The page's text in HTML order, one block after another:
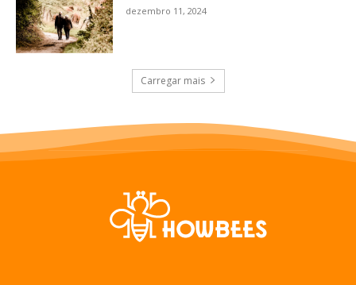
dezembro 11, 2024
Carregar mais